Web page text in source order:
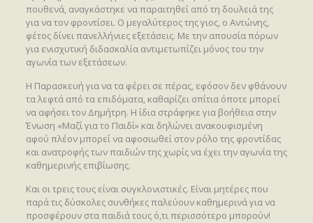
πουθενά, αναγκάστηκε να παραιτηθεί από τη δουλειά της
για να τον φροντίσει. Ο μεγαλύτερος της γιος, ο Αντώνης,
φέτος δίνει πανελλήνιες εξετάσεις. Με την απουσία πόρων
για ενισχυτική διδασκαλία αντιμετωπίζει μόνος του την
αγωνία των εξετάσεων.
Η Παρασκευή για να τα φέρει σε πέρας, εφόσον δεν φθάνουν
τα λεφτά από τα επιδόματα, καθαρίζει σπίτια όποτε μπορεί
να αφήσει τον Δημήτρη. Η ίδια στράφηκε για βοήθεια στην
Ένωση «Μαζί για το Παιδί» και δηλώνει ανακουφισμένη
αφού πλέον μπορεί να αφοσιωθεί στον ρόλο της φροντίδας
και ανατροφής των παιδιών της χωρίς να έχει την αγωνία της
καθημερινής επιβίωσης.
Και οι τρεις τους είναι συγκλονιστικές. Είναι μητέρες που
παρά τις δύσκολες συνθήκες παλεύουν καθημερινά για να
προσφέρουν στα παιδιά τους ό,τι περισσότερο μπορούν!